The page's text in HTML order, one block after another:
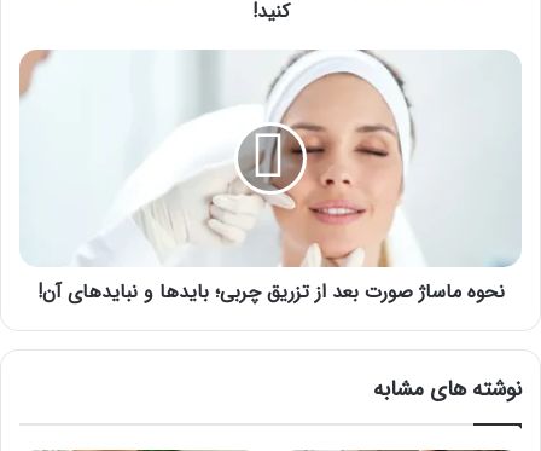
کنید!
نحوه
و
نبایدهای
نحوه ماساژ صورت بعد از تزریق چربی؛ بایدها و نبایدهای آن!
نوشته های مشابه